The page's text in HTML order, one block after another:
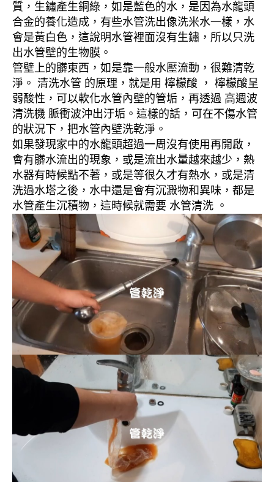
質，生鏽產生銅綠，如是藍色的水，是因為水龍頭
合金的養化造成，有些水管洗出像洗米水一樣，水
會是黃白色，這說明水管裡面沒有生鏽，所以只洗
出水管壁的生物膜。
管壁上的髒東西，如是靠一般水壓流動，很難清乾
淨。 清洗水管 的原理，就是用 檸檬酸 ， 檸檬酸呈
弱酸性，可以軟化水管內壁的管垢，再透過 高週波
清洗機 脈衝波沖出汙垢。這樣的話，可在不傷水管
的狀況下，把水管內壁洗乾淨。
如果發現家中的水龍頭超過一周沒有使用再開啟，
會有髒水流出的現象，或是流出水量越來越少，熱
水器有時候點不著，或是等很久才有熱水，或是清
洗過水塔之後，水中還是會有沉澱物和異味，都是
水管產生沉積物，這時候就需要 水管清洗 。